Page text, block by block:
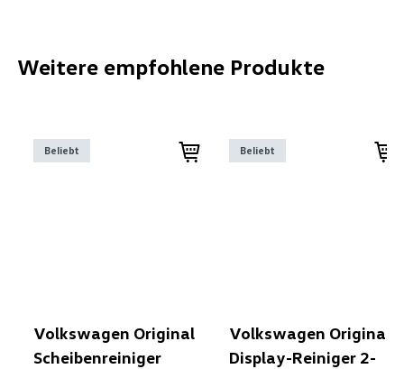
Weitere empfohlene Produkte
Beliebt
Volkswagen Original
Scheibenreiniger
Beliebt
Volkswagen Original
Display-Reiniger 2-